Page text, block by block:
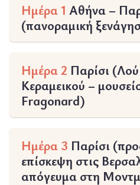
Ημέρα 1 Αθήνα –
(πανοραμική
Ημέρα 2 Παρίσι
Κεραμεικού –
Fragonard)
Ημέρα 3 Παρίσι
επίσκεψη στις
απόγευμα στη